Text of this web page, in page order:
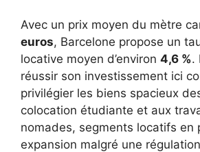
Avec un prix moyen du mètre
euros, Barcelone propose un
locative moyen d’environ 4,6 %.
réussir son investissement ici
privilégier les biens spacieux
colocation étudiante et aux
nomades, segments locatifs en
expansion malgré une